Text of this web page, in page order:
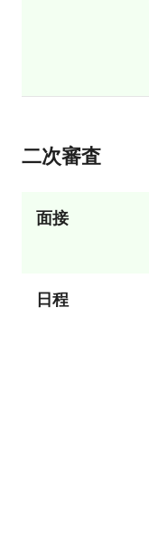
二次審査
面接
日程